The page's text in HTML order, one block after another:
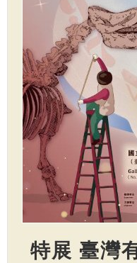
特展 臺灣